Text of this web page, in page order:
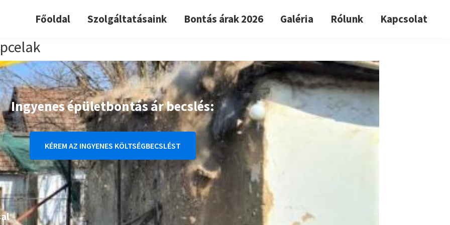
Főoldal Szolgáltatásaink Bontás árak 2026 Galéria Rólunk Kapcsolat
Ingyenes épületbontás ár becslés:
KÉREM AZ INGYENES KÖLTSÉGBECSLÉST